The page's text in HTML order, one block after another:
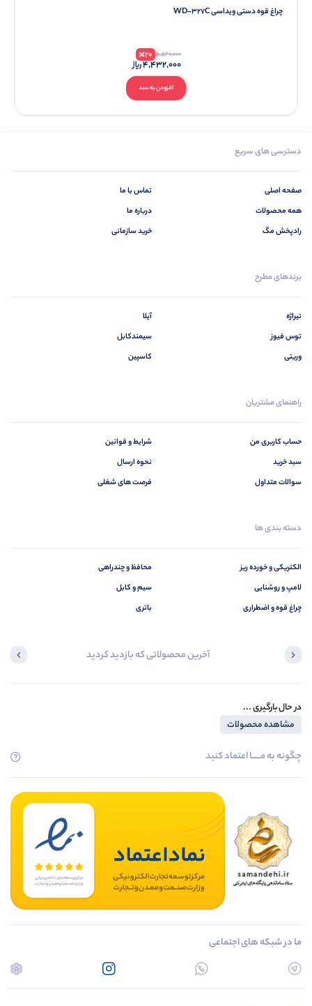
چراغ قوه دستی ویداسی WD-327C
افزودن به سبد
5,540,000
20
4,432,000
دسترسی های سریع
صفحه اصلی
همه محصولات
رادپخش مگ
تماس با ما
درباره ما
خرید سازمانی
برندهای مطرح
تیراژه
توس فیوز
وریتی
آیلا
سیمندکابل
کاسپین
راهنمای مشتریان
حساب کاربری من
سبد خرید
سوالات متداول
شرایط و قوانین
نحوه ارسال
فرصت های شغلی
دسته بندی ها
الکتریکی و خورده ریز
لامپ و روشنایی
چراغ قوه و اضطراری
محافظ و چندراهی
سیم و کابل
باتری
آخرین محصولاتی که بازدید کردید
در حال بارگیری ...
مشاهده محصولات
چگونه به مــــــا اعتماد کنید
ما در شبکه های اجتماعی